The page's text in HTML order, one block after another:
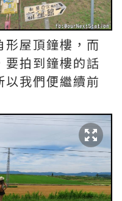
屋頂鐘樓，而
拍到鐘樓的話
我們便繼續前